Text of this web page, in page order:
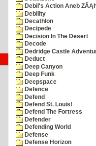
Debil's Action Aneb
Debility
Decathlon
Decipede
Decision In The Desert
Decode
Dedridge Castle
Deduct
Deep Canyon
Deep Funk
Deepspace
Defence
Defend
Defend St. Louis!
Defend The Fortress
Defender
Defending World
Defense
Defense Horizon